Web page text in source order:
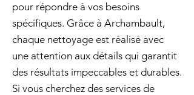
pour répondre à vos besoins
spécifiques. Grâce à Archambault,
chaque nettoyage est réalisé avec
une attention aux détails qui garantit
des résultats impeccables et durables.
Si vous cherchez des services de